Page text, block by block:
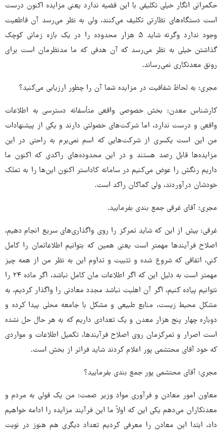
حکمرانی انگار خیلی تکلیفی با این قضیه ندارد یعنی مزایده اکنون درست
است دستگاه‌های نظارتی تکلیف می‌کنند، ولی به نظر می‌رسد آن قاطعیت
وجود ندارد وگرنه شاید ۵ هزار محدوده را در یک بازه زمانی کوچک
گذاشتن خیلی به نظر می‌رسد که آن هدفی که ما مدنظرمان است برای
رونق معدنکاری نمی‌رساند.
مجری: به لحاظ شفافیت در مزایده شما آن را چطور ارزیابی می‌کنید؟
کارشناس معدن: بخش خصوصی واقعی متأسفانه دسترسی به اطلاعات
واقعی و درست ندارد، اما شرکت‌های خصولتی دارند و یکی از پیشنهادات
من این است یکسری از شرکت‌هایی که اسم نمی‌برم به راحتی در این
مزایده‌ها قابل رصد هستند و در این محدوده‌های راکدی که اکنون ما
داریم رنگش را عوض می‌کنیم در سامانه کاداستر اکنون این‌ها را به تملک
خودشان درآوردند، ولی کماکان راکد است.
مجری: آقای غرقی جمع بندی بفرمایید.
غرقی: بیش از این که شاید تمرکز را روی واگذاری‌های سریع انجام دهیم،
اصلاح فرآیندها مهمتر است یعنی همین که بتوانیم اطلاعاتمان را کامل
کنی، اتفاقی که شروع شده و تثبیت و تداوم این به نظر من از همه چیز
مهمتر است به دلیل این که اگر اطلاعات مان کامل نباشد، اگر ماده ۲۴ را
نتوانیم پیاده کنیم، اگر آن اهلیت نباشد مجدد معادنی را واگذار کردیم، به
مشکل محیط زیست، منابع طبیعی و مشکل با جامعه محلی پیدا کرده و
دوباره چهار پنج هزار معدن و یک تعدادی داریم که به هر حال حل نشده
است اصرار و تمرکزمان روی اصلاح فرآیندها، تکمیل اطلاعات و مواردی
که خود آقای محتشمی پور اعلام کردند شاید فراتر از بخش است.
مجری: آقای محتشمی پور جمع بندی بفرمایید؟
معاون امور معادن و فرآوری مواد وزیر صمت: من یک قولی به مردم و
معدنکاران می‌دهم یکی این که اولاً ما این فرآیند مزایده را ادامه خواهیم
داد، ابتدا این معادن را معرفی کردیم تعداد دیگری هم هنوز در نوبت